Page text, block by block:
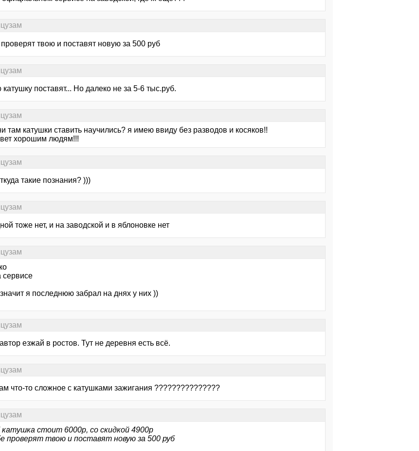
твою и поставят новую за 500 руб
катушку поставят... Но далеко не за 5-6 тыс.руб.
там катушки ставить научились? я имею ввиду без разводов и косяков!!
хорошим людям!!!
такие познания? )))
тоже нет, и на заводской и в яблоновке нет
сервисе
я последнюю забрал на днях у них ))
езжай в ростов. Тут не деревня есть всё.
что-то сложное с катушками зажигания ???????????????
катушка стоит 6000р, со скидкой 4900р
проверят твою и поставят новую за 500 руб